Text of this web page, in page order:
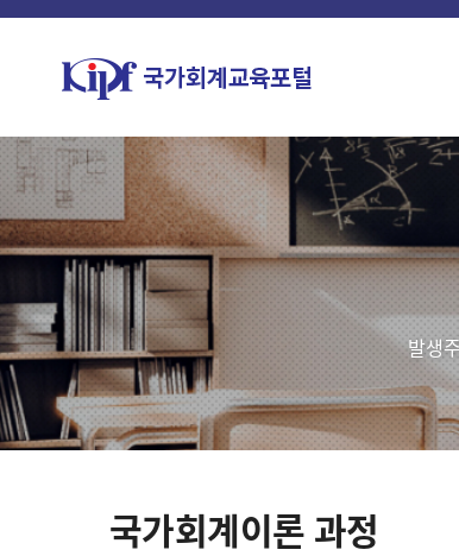
발생
국가회계이론 과정